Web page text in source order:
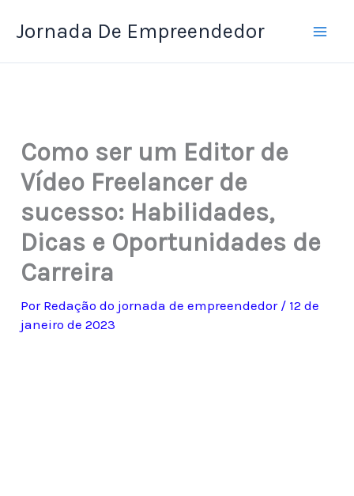
paraJornada De Empreendedor
Como ser um Editor de
Vídeo Freelancer de
sucesso: Habilidades,
Dicas e Oportunidades de
Carreira
Por Redação do jornada de empreendedor / 12 de
janeiro de 2023